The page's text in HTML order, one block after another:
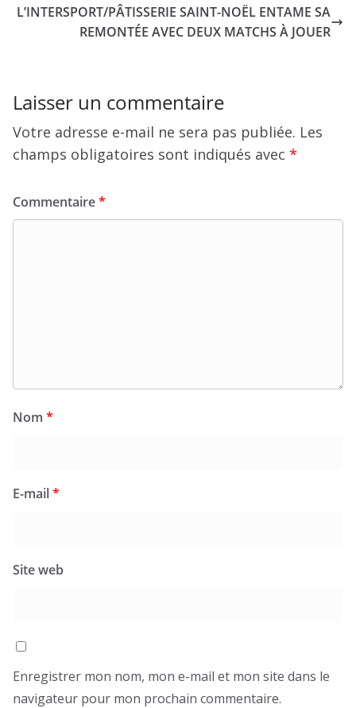
L’INTERSPORT/PÂTISSERIE SAINT-NOËL ENTAME SA
REMONTÉE AVEC DEUX MATCHS À JOUER
Laisser un commentaire
Votre adresse e-mail ne sera pas publiée. Les
champs obligatoires sont indiqués avec *
Commentaire*
Nom *
E-mail*
Site web
Enregistrer mon nom, mon e-mail et mon site dans le
navigateur pour mon prochain commentaire.